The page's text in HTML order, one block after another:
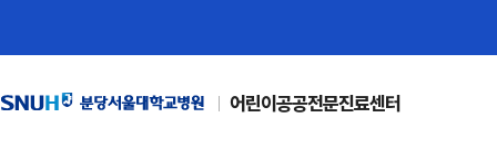
어린이공공전문진료센터